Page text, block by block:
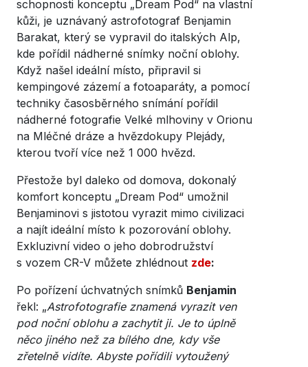
schopnosti konceptu „Dream Pod“ na vlastní
kůži, je uznávaný astrofotograf Benjamin
Barakat, který se vypravil do italských Alp,
kde pořídil nádherné snímky noční oblohy.
Když našel ideální místo, připravil si
kempingové zázemí a fotoaparáty, a pomocí
techniky časosběrného snímání pořídil
nádherné fotografie Velké mlhoviny v Orionu
na Mléčné dráze a hvězdokupy Plejády,
kterou tvoří více než 1 000 hvězd.
Přestože byl daleko od domova, dokonalý
komfort konceptu „Dream Pod“ umožnil
Benjaminovi s jistotou vyrazit mimo civilizaci
a najít ideální místo k pozorování oblohy.
Exkluzivní video o jeho dobrodružství
s vozem CR-V můžete zhlédnout zde:
Po pořízení úchvatných snímků Benjamin
řekl: „Astrofotografie znamená vyrazit ven
pod noční oblohu a zachytit ji. Je to úplně
něco jiného než za bílého dne, kdy vše
zřetelně vidíte. Abyste pořídili vytoužený